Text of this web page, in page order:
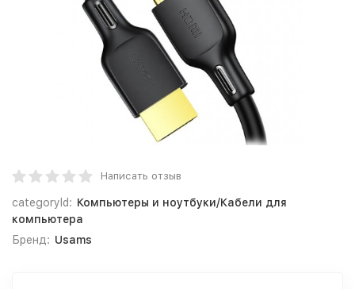
Написать отзыв
categoryId: Компьютеры и ноутбуки/Кабели для
компьютера
Бренд: Usams